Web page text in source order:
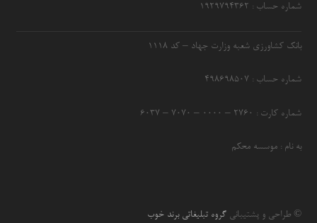
شماره حساب : ۱۹۲۹۷۹۴۳۶۲
بانک کشاورزی شعبه وزارت جهاد – کد 1118
شماره حساب : ۴۹۸۶۹۸۵۰۷
شماره کارت : ۲۷۶۰ – ۰۰۰۰ – ۷۰۷۰ – ۶۰۳۷
به نام : موسسه محکم
© طراحی و پشتیبانیگروه تبلیغاتی برند خوب